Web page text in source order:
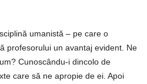
umanistă – pe care o
profesorului un avantaj evident. Ne
Cunoscându-i dincolo de
care să ne apropie de ei. Apoi